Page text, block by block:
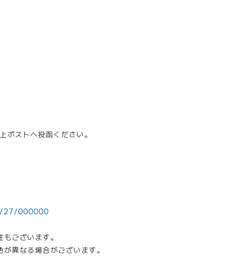
ポストへ投函ください。
000000
ございます。
異なる場合がございます。